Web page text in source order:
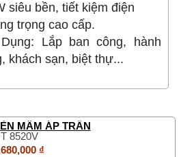
siêu bền, tiết kiệm điện
trọng cao cấp.
Lắp ban công, hành
khách sạn, biệt thự...
MÂM ÁP TRẦN
8520V
₫